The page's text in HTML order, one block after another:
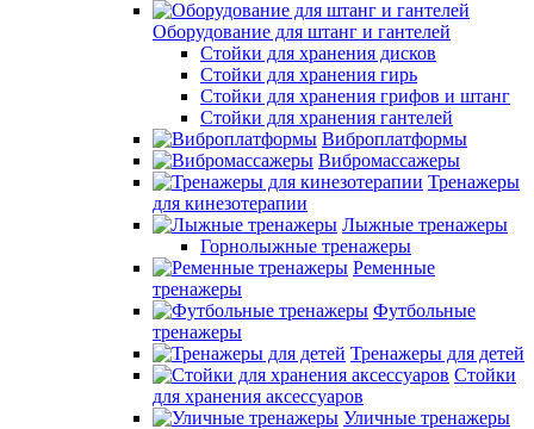
Оборудование для штанг и гантелей
Стойки для хранения дисков
Стойки для хранения гирь
Стойки для хранения грифов и штанг
Стойки для хранения гантелей
Виброплатформы
Вибромассажеры
Тренажеры
для кинезотерапии
Лыжные тренажеры
Горнолыжные тренажеры
Ременные
тренажеры
Футбольные
тренажеры
Тренажеры для детей
Стойки
для хранения аксессуаров
Уличные тренажеры